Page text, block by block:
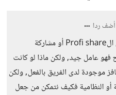
أضف ردا
بالطبع في حال نظام مثل الProfi share أو مشاركة
فهو عامل جيد, ولكن ماذا لو كانت
موجودة لدى الفريق بالفعل, ولكن
أو النظامية فكيف نتمكن من جعل